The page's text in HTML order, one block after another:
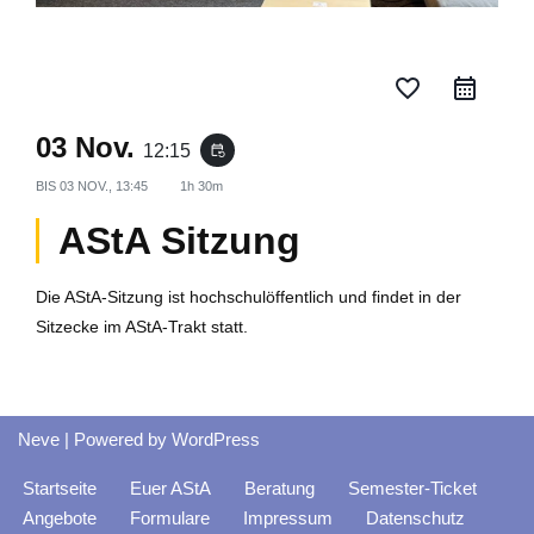
favorite_border
03 Nov. 12:15 event_repeat
BIS 03 NOV., 13:45 1h 30m
AStA Sitzung
Die AStA-Sitzung ist hochschulöffentlich und findet in der
Sitzecke im AStA-Trakt statt.
Neve | Powered by WordPress
Startseite Euer AStA Beratung
Semester-Ticket
Angebote
Formulare Impressum Datenschutz